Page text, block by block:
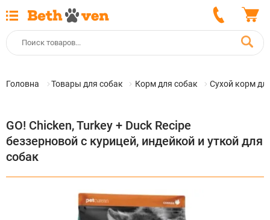
Головна Товары для собак Корм для собак Сухой корм
GO! Chicken, Turkey + Duck Recipe
беззерновой с курицей, индейкой и уткой для
собак